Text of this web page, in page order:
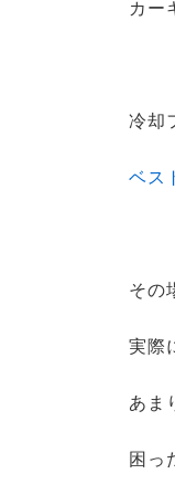
カー
冷却
ベス
その
実際
あま
困っ